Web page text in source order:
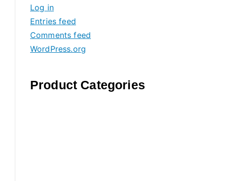
Log in
Entries feed
Comments feed
WordPress.org
Product Categories